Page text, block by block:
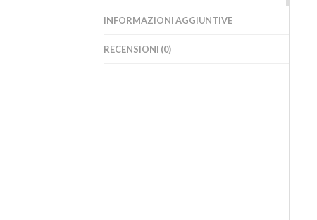
INFORMAZIONI AGGIUNTIVE
RECENSIONI (0)